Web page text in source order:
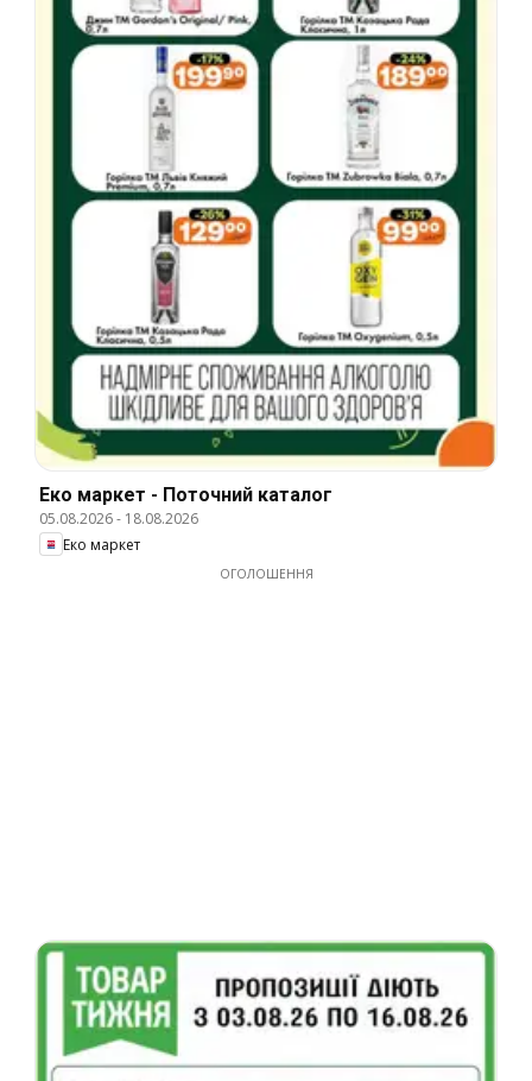
Еко маркет - Поточний каталог
05.08.2026- 18.08.2026
Еко маркет
ОГОЛОШЕННЯ